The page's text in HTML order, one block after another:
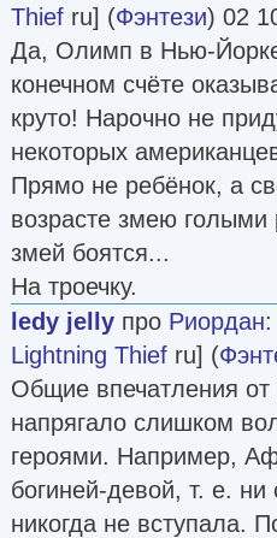
Thief ru] (Фэнтези) 02
Да, Олимп в Нью-Йорке
конечном счёте
круто! Нарочно не
некоторых
Прямо не ребёнок, а
возрасте змею
змей боятся...
На троечку.
ledy jelly про Риордан:
Lightning Thief ru] (
Общие впечатления от
напрягало слишком
героями. Например,
богиней-девой, т. е.
никогда не вступала.